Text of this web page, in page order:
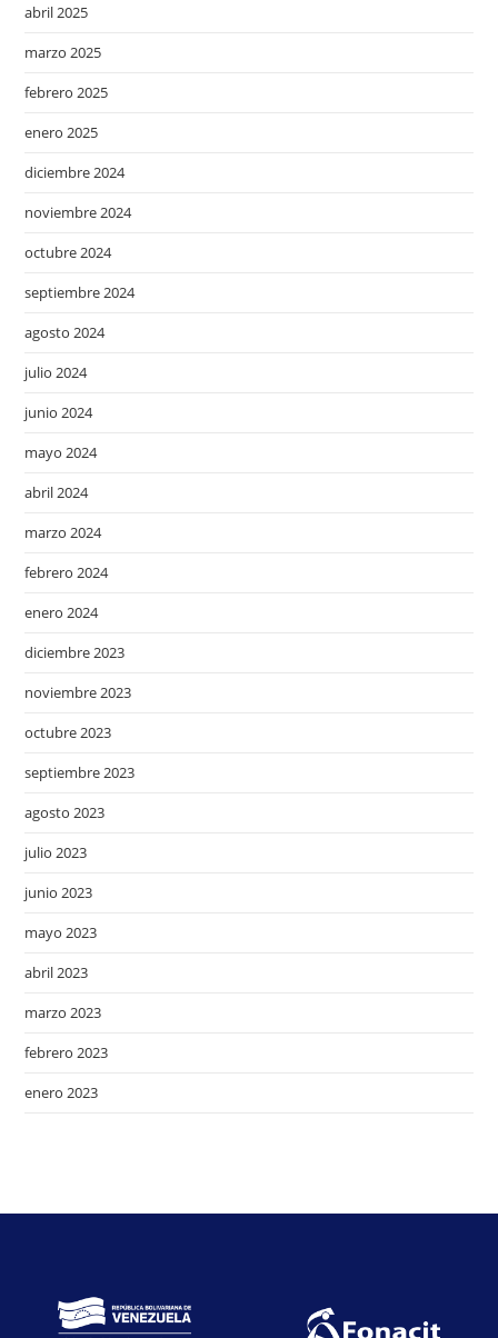
abril 2025
marzo 2025
febrero 2025
enero 2025
diciembre 2024
noviembre 2024
octubre 2024
septiembre 2024
agosto 2024
julio 2024
junio 2024
mayo 2024
abril 2024
marzo 2024
febrero 2024
enero 2024
diciembre 2023
noviembre 2023
octubre 2023
septiembre 2023
agosto 2023
julio 2023
junio 2023
mayo 2023
abril 2023
marzo 2023
febrero 2023
enero 2023